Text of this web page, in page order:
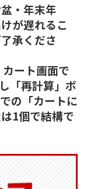
・年末年
が遅れるこ
承くださ
ート画面で
「再計算」ボ
の「カートに
1個で結構で